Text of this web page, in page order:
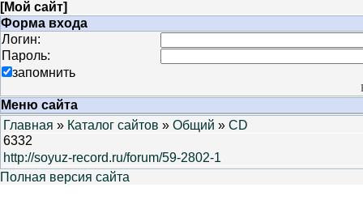
[Мой сайт]
Форма входа
Логин:
Пароль:
запомнить
Меню сайта
Главная » Каталог сайтов » Общий » CD
6332
http://soyuz-record.ru/forum/59-2802-1
Полная версия сайта